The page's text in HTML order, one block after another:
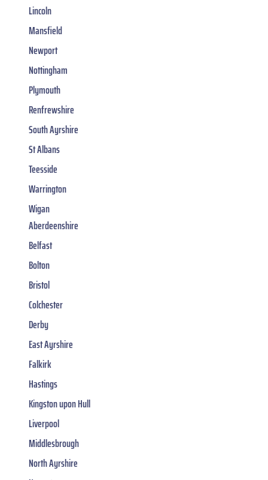
Lincoln
Mansfield
Newport
Nottingham
Plymouth
Renfrewshire
South Ayrshire
St Albans
Teesside
Warrington
Wigan
Aberdeenshire
Belfast
Bolton
Bristol
Colchester
Derby
East Ayrshire
Falkirk
Hastings
Kingston upon Hull
Liverpool
Middlesbrough
North Ayrshire